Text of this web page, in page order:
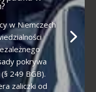
w Niemczech
pokrywa
249 BGB).
zaliczki od